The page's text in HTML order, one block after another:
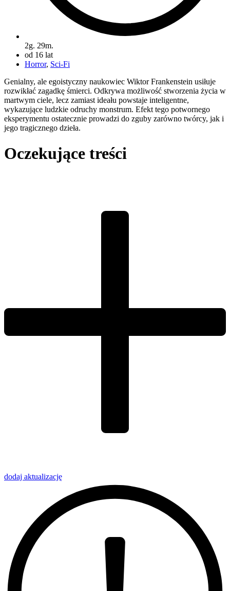
2g. 29m.
od 16 lat
Horror, Sci-Fi
Genialny, ale egoistyczny naukowiec Wiktor Frankenstein usiłuje
rozwikłać zagadkę śmierci. Odkrywa możliwość stworzenia życia w
martwym ciele, lecz zamiast ideału powstaje inteligentne,
wykazujące ludzkie odruchy monstrum. Efekt tego potwornego
eksperymentu ostatecznie prowadzi do zguby zarówno twórcy, jak i
jego tragicznego dzieła.
Oczekujące treści
dodaj aktualizację